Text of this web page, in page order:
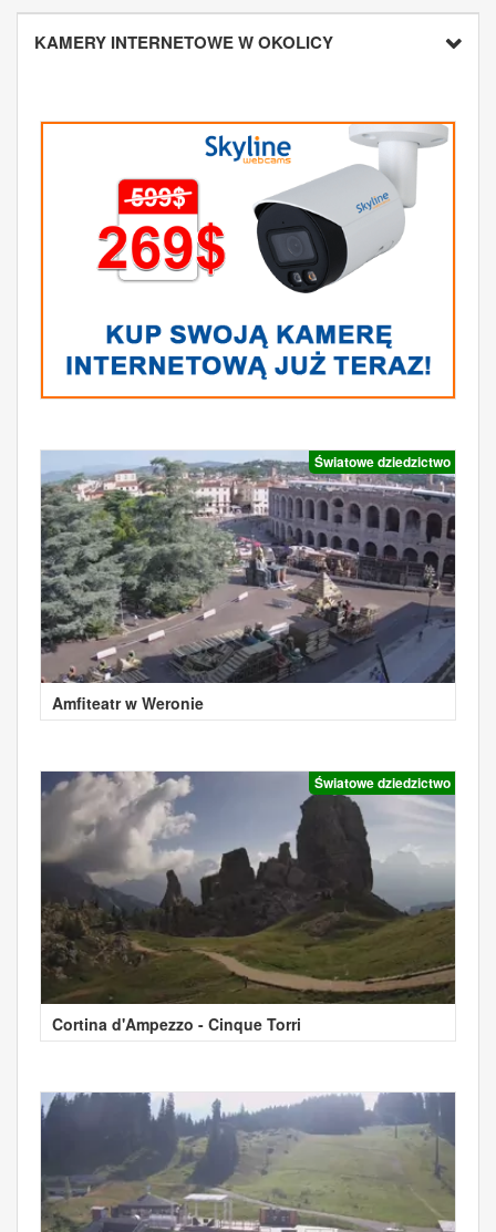
KAMERY INTERNETOWE W OKOLICY
Światowe dziedzictwo
Amfiteatr w Weronie
Światowe dziedzictwo
Cortina d'Ampezzo - Cinque Torri